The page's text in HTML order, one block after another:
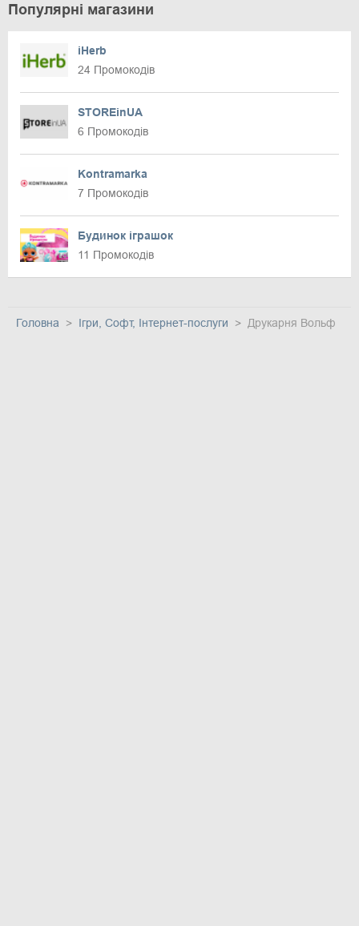
Популярні магазини
iHerb
24 Промокодів
STOREinUA
6 Промокодів
Kontramarka
7 Промокодів
Будинок іграшок
11 Промокодів
Головна Ігри, Софт, Інтернет-послуги Друкарня Вольф